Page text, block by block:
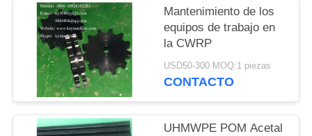
de plástico Fabrica de
piezas
Mantenimiento de los
equipos de trabajo en
la CWRP
USD50-300 MOQ:1 piezas
CONTACTO
UHMWPE POM Acetal